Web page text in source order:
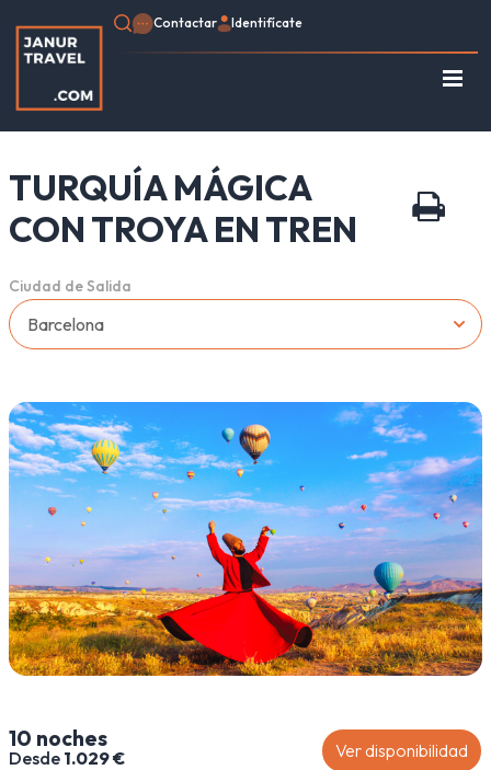
Contactar Identifícate
Egipto
Marruecos
Tipo de viaje
TURQUÍA MÁGICA
CON TROYA EN TREN
Ciudad de Salida
10 noches
Desde 1.029 € Ver disponibilidad